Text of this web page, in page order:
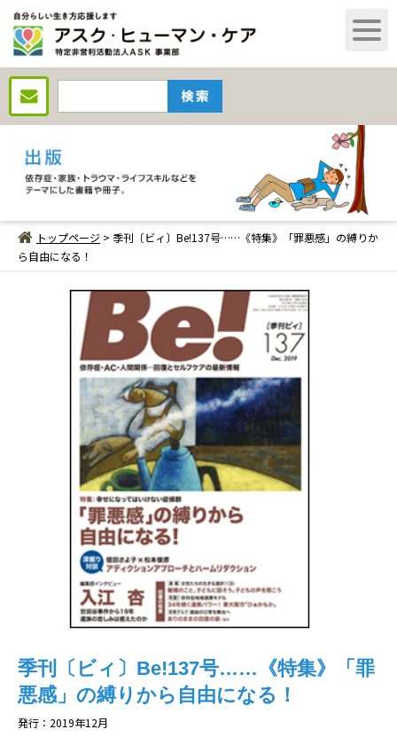
トップページ > 季刊〔ビィ〕Be!137号……《特集》「罪悪感」の縛りか
ら自由になる！
季刊〔ビィ〕Be!137号……《特集》「罪
悪感」の縛りから自由になる！
発行：2019年12月